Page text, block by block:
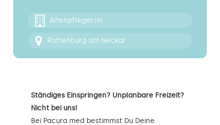
Altenpfleger/in
Rottenburg am Neckar
Ständiges Einspringen? Unplanbare Freizeit?
Nicht bei uns!
Bei Pacura med bestimmst Du Deine